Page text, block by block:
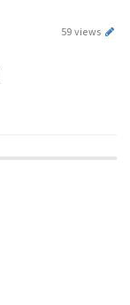
59 views